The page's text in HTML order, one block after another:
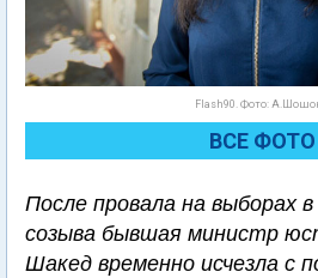
Flash90. Фото:
ВСЕ ФОТО
После провала на выборах
созыва бывшая министр
Шакед временно исчезла с